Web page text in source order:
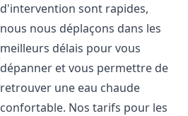
d'intervention sont rapides,
nous nous déplaçons dans les
meilleurs délais pour vous
dépanner et vous permettre de
retrouver une eau chaude
confortable. Nos tarifs pour les